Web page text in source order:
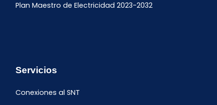
Plan Maestro de Electricidad 2023-2032
Servicios
Conexiones al SNT